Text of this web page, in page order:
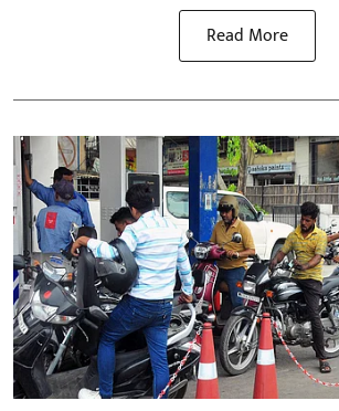
Read More